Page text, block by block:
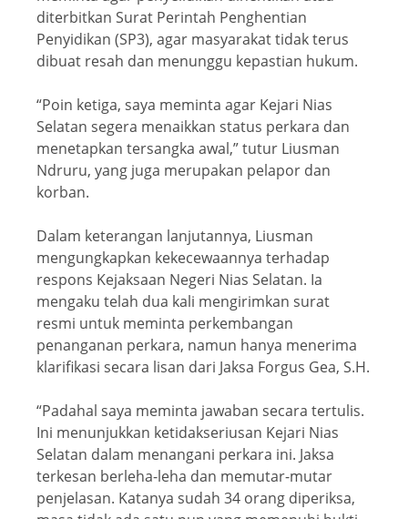
diterbitkan Surat Perintah Penghentian
Penyidikan (SP3), agar masyarakat tidak terus
dibuat resah dan menunggu kepastian hukum.
“Poin ketiga, saya meminta agar Kejari Nias
Selatan segera menaikkan status perkara dan
menetapkan tersangka awal,” tutur Liusman
Ndruru, yang juga merupakan pelapor dan
korban.
Dalam keterangan lanjutannya, Liusman
mengungkapkan kekecewaannya terhadap
respons Kejaksaan Negeri Nias Selatan. Ia
mengaku telah dua kali mengirimkan surat
resmi untuk meminta perkembangan
penanganan perkara, namun hanya menerima
klarifikasi secara lisan dari Jaksa Forgus Gea, S.H.
“Padahal saya meminta jawaban secara tertulis.
Ini menunjukkan ketidakseriusan Kejari Nias
Selatan dalam menangani perkara ini. Jaksa
terkesan berleha-leha dan memutar-mutar
penjelasan. Katanya sudah 34 orang diperiksa,